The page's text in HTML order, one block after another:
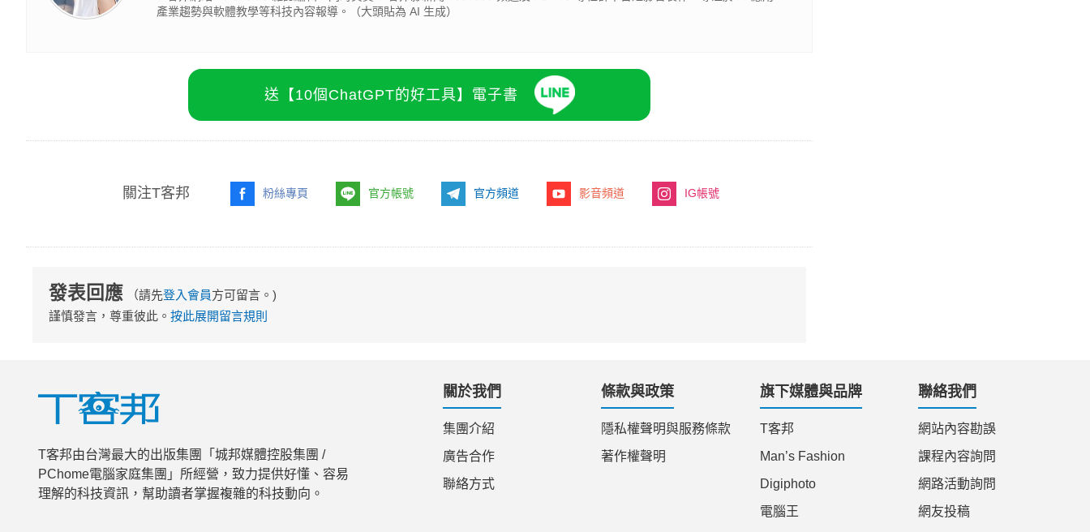
產業趨勢與軟體教學等科技內容報導。（大頭貼為 AI 生成）
送【10個ChatGPT的好工具】電子書
關注T客邦 粉絲專頁 官方帳號 官方頻道 影音頻道 IG帳號
發表回應 （請先登入會員方可留言。)
謹慎發言，尊重彼此。 按此展開留言規則
T客邦由台灣最大的出版集團「城邦媒體控股集團 /
PChome電腦家庭集團」所經營，致力提供好懂、容易
理解的科技資訊，幫助讀者掌握複雜的科技動向。
關於我們
集團介紹
廣告合作
聯絡方式
條款與政策
隱私權聲明與服務條款
著作權聲明
旗下媒體與品牌
T客邦
Man’s Fashion
Digiphoto
電腦王
聯絡我們
網站內容勘誤
課程內容詢問
網路活動詢問
網友投稿